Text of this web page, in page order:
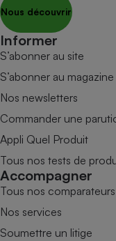
Nous découvrir
Informer
S’abonner au site
S’abonner au magazine
Nos newsletters
Commander une
Appli Quel Produit
Tous nos tests de
Accompagner
Tous nos comparateurs
Nos services
Soumettre un litige